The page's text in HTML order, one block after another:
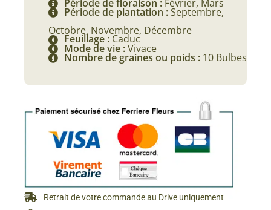
Période de floraison : Février, Mars
Période de plantation :Septembre,
Octobre, Novembre, Décembre
Feuillage : Caduc
Mode de vie :Vivace
Nombre de graines ou poids : 10 Bulbes
Retrait de votre commande au Drive uniquement